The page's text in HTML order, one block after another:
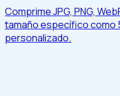
Comprime JPG, PNG,
tamaño específico como
personalizado.